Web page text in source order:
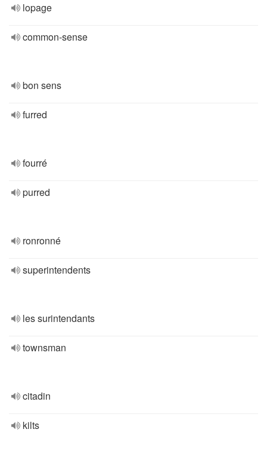
lopage
common-sense
bon sens
furred
fourré
purred
ronronné
superintendents
les surintendants
townsman
citadin
kilts